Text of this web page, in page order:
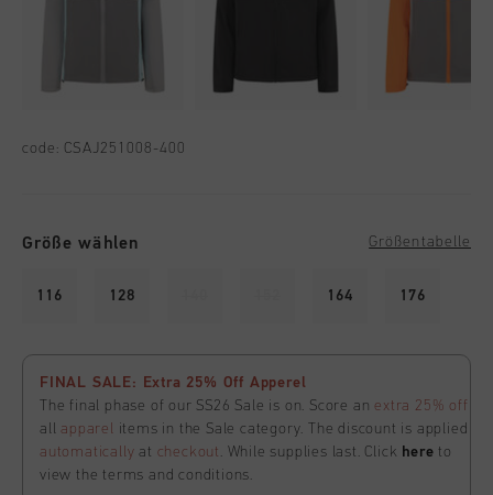
code: CSAJ251008-400
Größe wählen Größentabelle
116 128 164 176
FINAL SALE: Extra 25% Off Apperel
The final phase of our SS26 Sale is on. Score an extra 25% off
allapparel items in the Sale category. The discount is applied
automatically at checkout . While supplies last. Click here to
view the terms and conditions.